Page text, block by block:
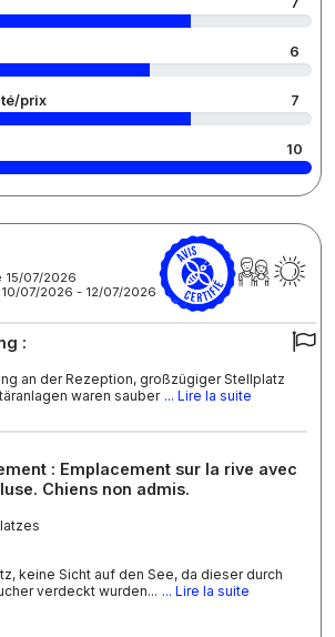
6
prix 7
10
15/07/2026
07/2026 - 12/07/2026
:
an der Rezeption, großzügiger Stellplatz
waren sauber ... Lire la suite
: Emplacement sur la rive avec
Chiens non admis.
keine Sicht auf den See, da dieser durch
verdeckt wurden... ... Lire la suite